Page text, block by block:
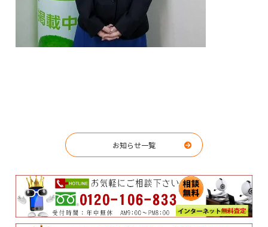
お知らせ一覧